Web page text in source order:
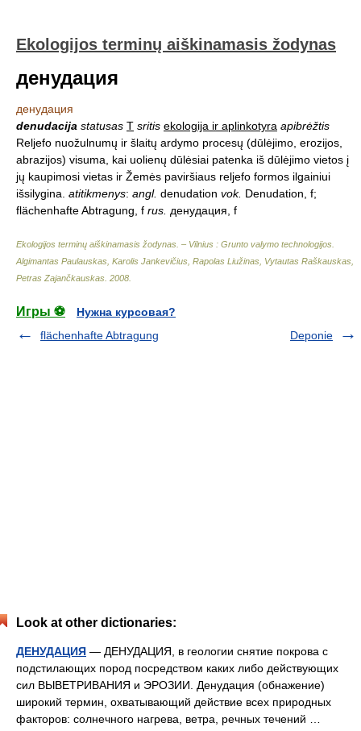
Ekologijos terminų aiškinamasis žodynas
денудация
денудация
denudacija statusas T sritis ekologija ir aplinkotyra apibrėžtis
Reljefo nuožulnumų ir šlaitų ardymo procesų (dūlėjimo, erozijos,
abrazijos) visuma, kai uolienų dūlėsiai patenka iš dūlėjimo vietos į
jų kaupimosi vietas ir Žemės paviršiaus reljefo formos ilgainiui
išsilygina. atitikmenys: angl. denudation vok. Denudation, f;
flächenhafte Abtragung, f rus. денудация, f
Ekologijos terminų aiškinamasis žodynas. – Vilnius : Grunto valymo technologijos
Algimantas Paulauskas, Karolis Jankevičius, Rapolas Liužinas, Vytautas Raškauskas,
Petras Zajančkauskas 2008
Игры ⚽
Нужна курсовая?
flächenhafte Abtragung
Deponie
Look at other dictionaries:
ДЕНУДАЦИЯ — ДЕНУДАЦИЯ, в геологии снятие покрова с
подстилающих пород посредством каких либо действующих
сил ВЫВЕТРИВАНИЯ и ЭРОЗИИ. Денудация (обнажение)
широкий термин, охватывающий действие всех природных
факторов: солнечного нагрева, ветра, речных течений …